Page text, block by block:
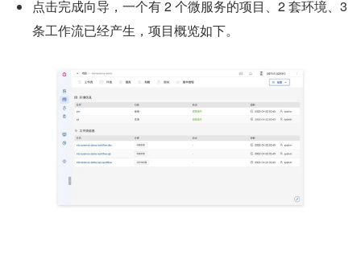
点击完成向导，一个有 2 个微服务的项目、2 套环境、3
条工作流已经产生，项目概览如下。